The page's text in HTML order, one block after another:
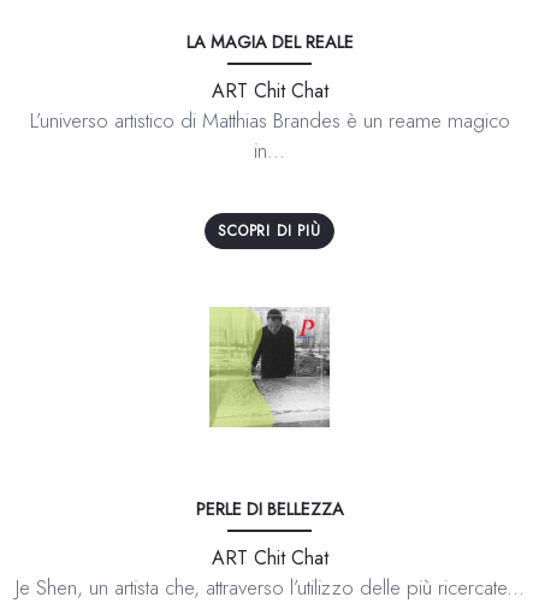
LA MAGIA DEL REALE
ART Chit Chat
L’universo artistico di Matthias Brandes è un reame magico
in...
SCOPRI DI PIÙ
PERLE DI BELLEZZA
ART Chit Chat
Je Shen, un artista che, attraverso l’utilizzo delle più ricercate...